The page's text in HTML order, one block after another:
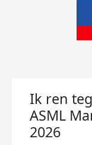
Ik ren
ASML
2026